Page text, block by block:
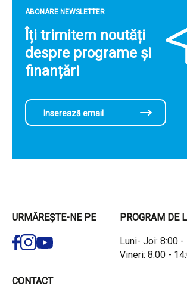
ABONARE NEWSLETTER
Îți trimitem noutăți
despre programe și
finanțări
URMĂREȘTE-NE PE PROGRAM DE
Luni- Joi: 8:00 -
Vineri: 8:00 -
CONTACT